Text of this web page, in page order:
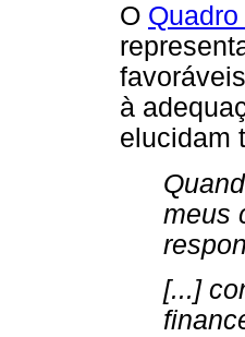
O Quadro
à
elucidam
meus
[...]